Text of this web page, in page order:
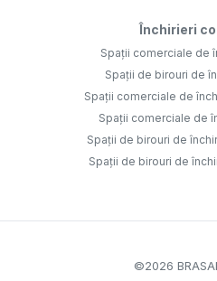
Închirieri
Spații comerciale de
Spații de birouri de
Spații comerciale de
Spații comerciale de
Spații de birouri de
Spații de birouri de
©2026